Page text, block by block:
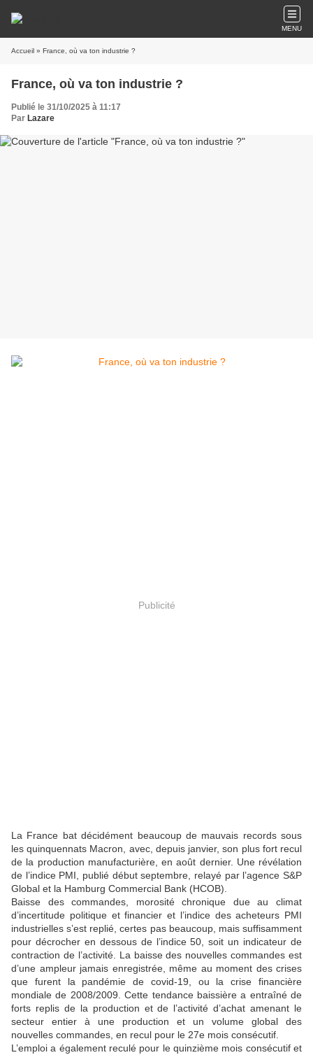
MENU
Accueil » France, où va ton industrie ?
France, où va ton industrie ?
Publié le 31/10/2025 à 11:17
Par Lazare
Publicité
La France bat décidément beaucoup de mauvais records sous
les quinquennats Macron, avec, depuis janvier, son plus fort recul
de la production manufacturière, en août dernier. Une révélation
de l’indice PMI, publié début septembre, relayé par l’agence S&P
Global et la Hamburg Commercial Bank (HCOB).
Baisse des commandes, morosité chronique due au climat
d’incertitude politique et financier et l’indice des acheteurs PMI
industrielles s’est replié, certes pas beaucoup, mais suffisamment
pour décrocher en dessous de l’indice 50, soit un indicateur de
contraction de l’activité. La baisse des nouvelles commandes est
d’une ampleur jamais enregistrée, même au moment des crises
que furent la pandémie de covid-19, ou la crise financière
mondiale de 2008/2009. Cette tendance baissière a entraîné de
forts replis de la production et de l’activité d’achat amenant le
secteur entier à une production et un volume global des
nouvelles commandes, en recul pour le 27e mois consécutif.
L’emploi a également reculé pour le quinzième mois consécutif et